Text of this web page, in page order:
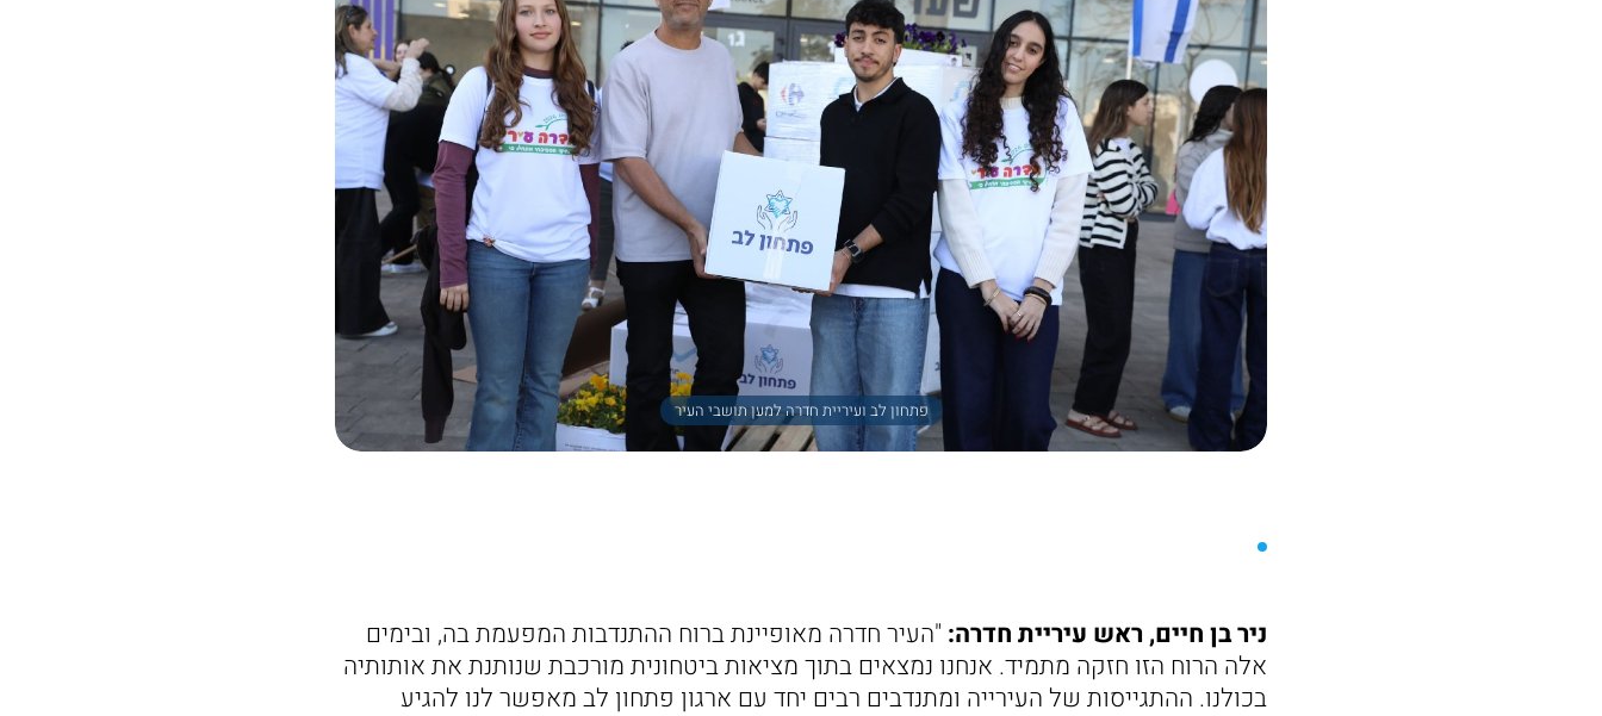
פתחון לב ועיריית חדרה למען תושבי העיר
ניר בן חיים, ראש עיריית חדרה: "העיר חדרה מאופיינת ברוח ההתנדבות המפעמת בה, ובימים
אלה הרוח הזו חזקה מתמיד. אנחנו נמצאים בתוך מציאות ביטחונית מורכבת שנותנת את אותותיה
בכולנו. ההתגייסות של העירייה ומתנדבים רבים יחד עם ארגון פתחון לב מאפשר לנו להגיע